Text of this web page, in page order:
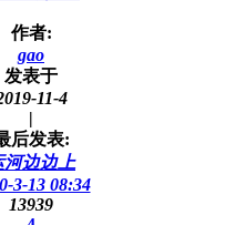
作者:
gao
发表于
11-4
|
后发表:
河边边上
3-13 08:34
13939